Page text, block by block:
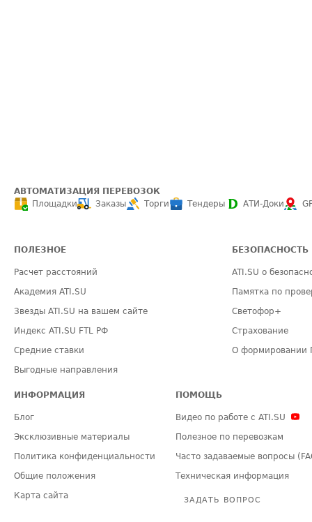
АВТОМАТИЗАЦИЯ ПЕРЕВОЗОК
Площадки
Заказы Торги Тендеры АТИ-Доки
ПОЛЕЗНОЕ
Расчет расстояний
Академия ATI.SU
Звезды ATI.SU на вашем сайте
Индекс ATI.SU FTL РФ
Средние ставки
Выгодные направления
БЕЗОПАСНОСТЬ
ATI.SU о
Памятка по
Светофор+
Страхование
О формировании
ИНФОРМАЦИЯ
Блог
Эксклюзивные материалы
Политика конфиденциальности
Общие положения
Карта сайта
ПОМОЩЬ
Видео по работе с ATI.SU
Полезное по перевозкам
Часто задаваемые вопросы
Техническая информация
ЗАДАТЬ ВОПРОС